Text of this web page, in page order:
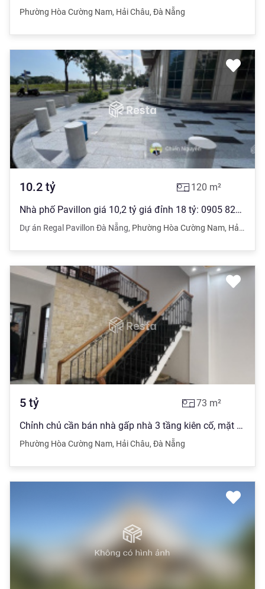
Phường Hòa Cường Nam, Hải Châu, Đà Nẵng
10.2 tỷ 120 m²
Nhà phố Pavillon giá 10,2 tỷ giá đỉnh 18 tỷ: 0905 822 *** (24/7) cọc chính chủ
Dự án Regal Pavillon Đà Nẵng, Phường Hòa Cường Nam, Hải Châu
5 tỷ 73 m²
Chỉnh chủ cần bán nhà gấp nhà 3 tầng kiên cố, mặt tiền Hoà Cường Nam, Hải Châu, giá cực tốt
Phường Hòa Cường Nam, Hải Châu, Đà Nẵng